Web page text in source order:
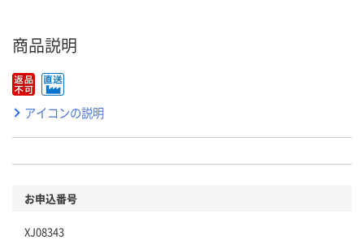
商品説明
アイコンの説明
お申込番号
XJ08343